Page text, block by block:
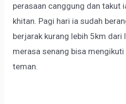
perasaan canggung dan takut
khitan. Pagi hari ia sudah
berjarak kurang lebih 5km dari
merasa senang bisa
teman.